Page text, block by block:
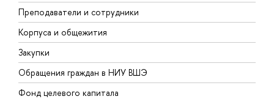
Преподаватели и сотрудники
Корпуса и общежития
Закупки
Обращения граждан в НИУ ВШЭ
Фонд целевого капитала